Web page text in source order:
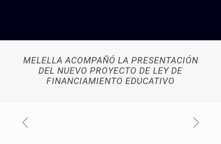
MELELLA ACOMPAÑÓ LA PRESENTACIÓN
DEL NUEVO PROYECTO DE LEY DE
FINANCIAMIENTO EDUCATIVO